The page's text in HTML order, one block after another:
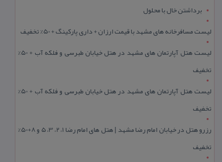
برداشتن خال با محلول
لیست مسافرخانه های مشهد با قیمت ارزان + داری پارکینگ + 50% تخفیف
لیست هتل آپارتمان های مشهد در هتل خیابان طبرسی و فلکه آب + 50%
تخفیف
لیست هتل آپارتمان های مشهد در هتل خیابان طبرسی و فلکه آب + 50%
تخفیف
رزرو هتل در خیابان امام رضا مشهد | هتل‌ های امام رضا 1، 2، 3، 5 و 8+50%
تخفیف